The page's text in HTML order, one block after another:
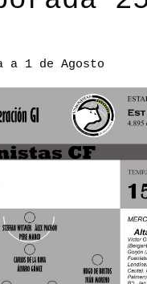
1 de Agosto